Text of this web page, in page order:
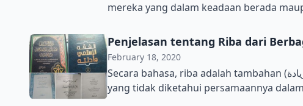
mereka yang dalam keadaan berada
Syekh Muhammad bin Umar al-Nawawi
Nawawi Al Bantani, menyebutkan
Penjelasan tentang Riba dari
February 18, 2020
Secara bahasa, riba adalah tambahan (الزيادة). Secara syara’, riba adalah pertukaran barang
yang tidak diketahui persamaannya